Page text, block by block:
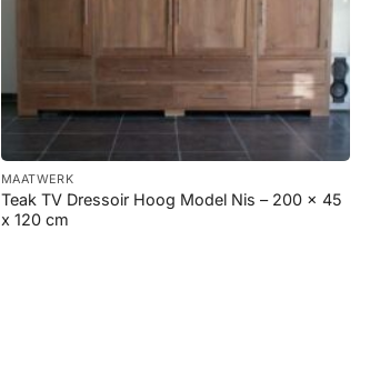
MAATWERK
Teak TV Dressoir Hoog Model Nis – 200 x 45
x 120 cm